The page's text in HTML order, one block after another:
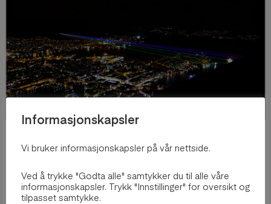
2021
Through the Distance
Informasjonskapsler
Vi bruker informasjonskapsler på vår nettside.
Ved å trykke "Godta alle" samtykker du til alle våre
informasjonskapsler. Trykk "Innstillinger" for oversikt og
tilpasset samtykke.